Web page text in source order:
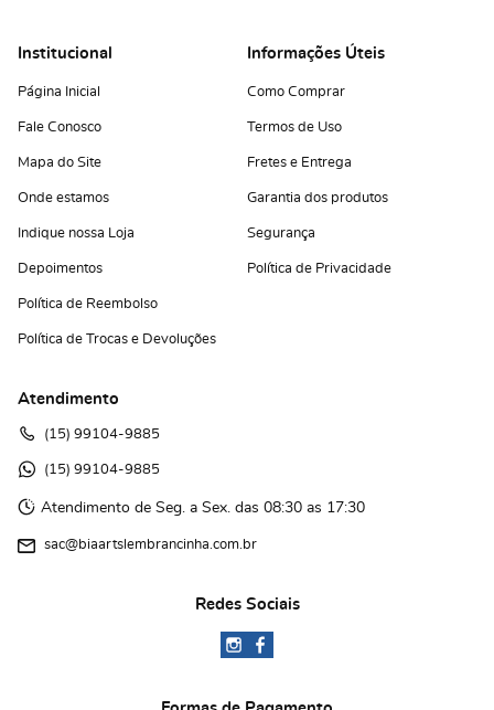
Institucional
Página Inicial
Fale Conosco
Mapa do Site
Onde estamos
Indique nossa Loja
Depoimentos
Política de Reembolso
Política de Trocas e Devoluções
Informações Úteis
Como Comprar
Termos de Uso
Fretes e Entrega
Garantia dos produtos
Segurança
Política de Privacidade
Atendimento
(15) 99104-9885
(15) 99104-9885
Atendimento de Seg. a Sex. das 08:30 as 17:30
sac@biaartslembrancinha.com.br
Redes Sociais